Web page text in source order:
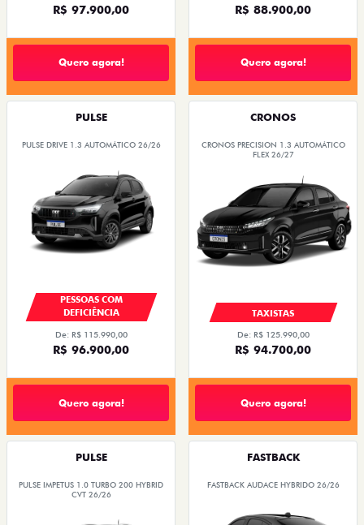
R$ 97.900,00
Quero agora!
R$ 88.900,00
Quero agora!
PULSE
PULSE DRIVE 1.3 AUTOMÁTICO 26/26
PESSOAS COM
DEFICIÊNCIA
De: R$ 115.990,00
R$ 96.900,00
Quero agora!
CRONOS
CRONOS PRECISION 1.3 AUTOMÁTICO
FLEX 26/27
TAXISTAS
De: R$ 125.990,00
R$ 94.700,00
Quero agora!
PULSE
PULSE IMPETUS 1.0 TURBO 200 HYBRID
CVT 26/26
FASTBACK
FASTBACK AUDACE HYBRIDO 26/26